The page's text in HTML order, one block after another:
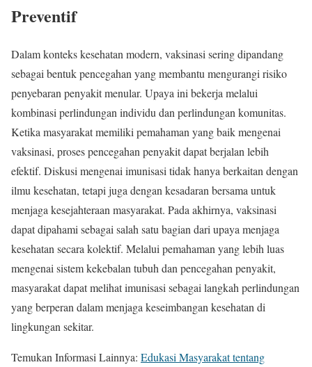
Preventif
Dalam konteks kesehatan modern, vaksinasi sering dipandang
sebagai bentuk pencegahan yang membantu mengurangi risiko
penyebaran penyakit menular. Upaya ini bekerja melalui
kombinasi perlindungan individu dan perlindungan komunitas.
Ketika masyarakat memiliki pemahaman yang baik mengenai
vaksinasi, proses pencegahan penyakit dapat berjalan lebih
efektif. Diskusi mengenai imunisasi tidak hanya berkaitan dengan
ilmu kesehatan, tetapi juga dengan kesadaran bersama untuk
menjaga kesejahteraan masyarakat. Pada akhirnya, vaksinasi
dapat dipahami sebagai salah satu bagian dari upaya menjaga
kesehatan secara kolektif. Melalui pemahaman yang lebih luas
mengenai sistem kekebalan tubuh dan pencegahan penyakit,
masyarakat dapat melihat imunisasi sebagai langkah perlindungan
yang berperan dalam menjaga keseimbangan kesehatan di
lingkungan sekitar.
Temukan Informasi Lainnya: Edukasi Masyarakat tentang